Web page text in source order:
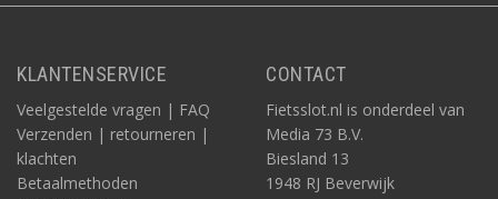
KLANTENSERVICE
Veelgestelde vragen | FAQ
Verzenden | retourneren |
klachten
Betaalmethoden
CONTACT
Fietsslot.nl is onderdeel van
Media 73 B.V.
Biesland 13
1948 RJ Beverwijk